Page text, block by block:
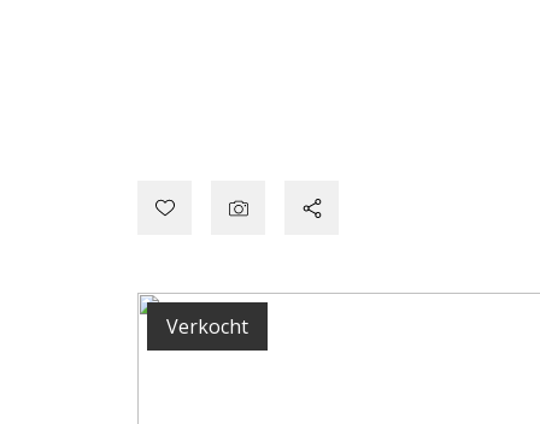
Verkocht